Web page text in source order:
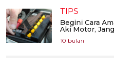
TIPS
Begini Cara
Aki Motor,
10 bulan